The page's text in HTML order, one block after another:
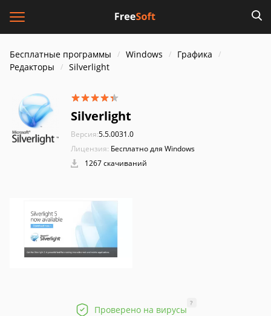
Бесплатные программы Windows
Графика
Редакторы
Silverlight
Silverlight
Версия:5.5.0031.0
Лицензия: Бесплатно для Windows
1267 скачиваний
Проверено на вирусы
?